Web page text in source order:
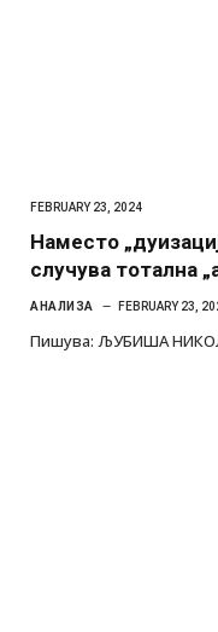
FEBRUARY 23, 2024
Наместо
случува тотална
АНАЛИЗА FEBRUARY 23,
Пишува: ЉУБИША